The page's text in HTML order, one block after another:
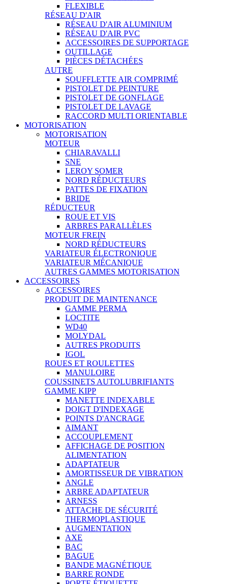
FLEXIBLE
RÉSEAU D'AIR
RÉSEAU D'AIR ALUMINIUM
RÉSEAU D'AIR PVC
ACCESSOIRES DE SUPPORTAGE
OUTILLAGE
PIÈCES DÉTACHÉES
AUTRE
SOUFFLETTE AIR COMPRIMÉ
PISTOLET DE PEINTURE
PISTOLET DE GONFLAGE
PISTOLET DE LAVAGE
RACCORD MULTI ORIENTABLE
MOTORISATION
MOTORISATION
MOTEUR
CHIARAVALLI
SNE
LEROY SOMER
NORD RÉDUCTEURS
PATTES DE FIXATION
BRIDE
RÉDUCTEUR
ROUE ET VIS
ARBRES PARALLÈLES
MOTEUR FREIN
NORD RÉDUCTEURS
VARIATEUR ÉLECTRONIQUE
VARIATEUR MÉCANIQUE
AUTRES GAMMES MOTORISATION
ACCESSOIRES
ACCESSOIRES
PRODUIT DE MAINTENANCE
GAMME PERMA
LOCTITE
WD40
MOLYDAL
AUTRES PRODUITS
IGOL
ROUES ET ROULETTES
MANULOIRE
COUSSINETS AUTOLUBRIFIANTS
GAMME KIPP
MANETTE INDEXABLE
DOIGT D'INDEXAGE
POINTS D'ANCRAGE
AIMANT
ACCOUPLEMENT
AFFICHAGE DE POSITION
ALIMENTATION
ADAPTATEUR
AMORTISSEUR DE VIBRATION
ANGLE
ARBRE ADAPTATEUR
ARNESS
ATTACHE DE SÉCURITÉ
THERMOPLASTIQUE
AUGMENTATION
AXE
BAC
BAGUE
BANDE MAGNÉTIQUE
BARRE RONDE